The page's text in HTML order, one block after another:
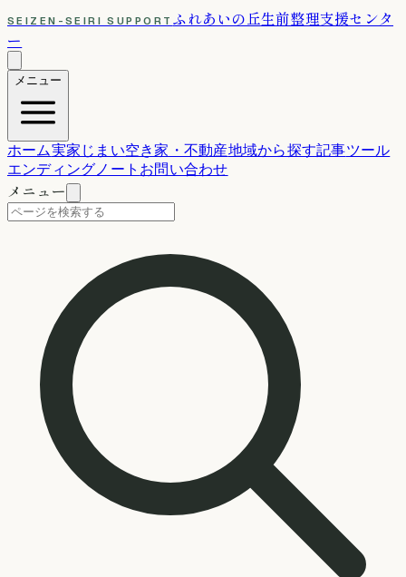
SEIZEN-SEIRI SUPPORT ふれあいの丘生前整理支援センタ
ー
メニュー
ホーム実家じまい空き家・不動産地域から探す記事ツール
エンディングノート お問い合わせ
メニュー